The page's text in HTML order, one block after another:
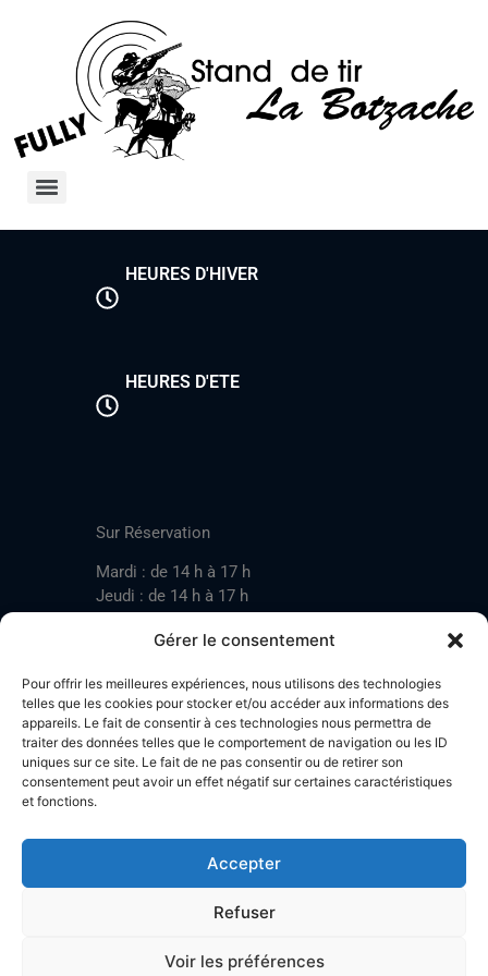
Gérer le consentement
Pour offrir les meilleures expériences, nous utilisons des technologies
telles que les cookies pour stocker et/ou accéder aux informations des
appareils. Le fait de consentir à ces technologies nous permettra de
traiter des données telles que le comportement de navigation ou les ID
uniques sur ce site. Le fait de ne pas consentir ou de retirer son
consentement peut avoir un effet négatif sur certaines caractéristiques
et fonctions.
Accepter
Refuser
Voir les préférences
HEURES D'HIVER
HEURES D'ETE
Sur Réservation
Mardi : de 14 h à 17 h
Jeudi : de 14 h à 17 h
Mardi : de 17 h à 20 h
Jeudi : de 17 h à 20 h
Samedi : de 14 h à 17 h
Stand de tir LA BOTZACHE
Près de Mazembroz
Tel: +41 (0)79 220 41 69
Plan d'accès